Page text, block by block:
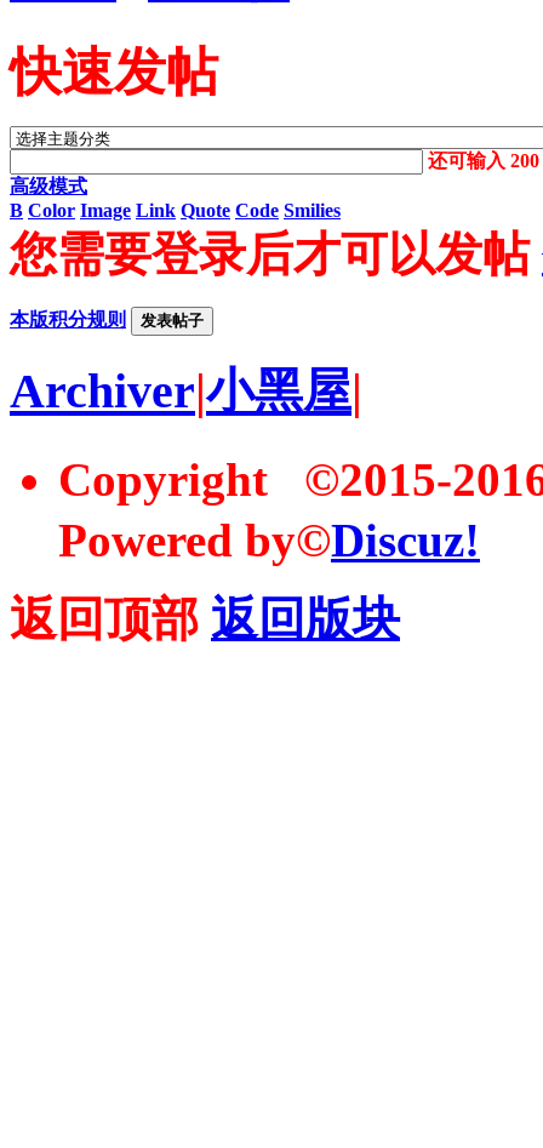
快速发帖
还可输入200
高级模式
B Color Image Link Quote Code Smilies
您需要登录后才可以发帖
本版积分规则 发表帖子
Archiver|小黑屋|
Copyright ©2015-
Powered by©Discuz!
返回顶部 返回版块